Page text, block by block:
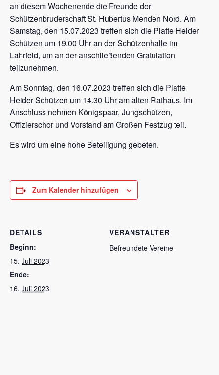
an diesem Wochenende die Freunde der
Schützenbruderschaft St. Hubertus Menden Nord. Am
Samstag, den 15.07.2023 treffen sich die Platte Heider
Schützen um 19.00 Uhr an der Schützenhalle im
Lahrfeld, um an der anschließenden Gratulation
teilzunehmen.
Am Sonntag, den 16.07.2023 treffen sich die Platte
Heider Schützen um 14.30 Uhr am alten Rathaus. Im
Anschluss nehmen Königspaar, Jungschützen,
Offizierschor und Vorstand am Großen Festzug teil.
Es wird um eine hohe Beteiligung gebeten.
Zum Kalender hinzufügen
DETAILS
Beginn:
15. Juli 2023
Ende:
16. Juli 2023
VERANSTALTER
Befreundete Vereine